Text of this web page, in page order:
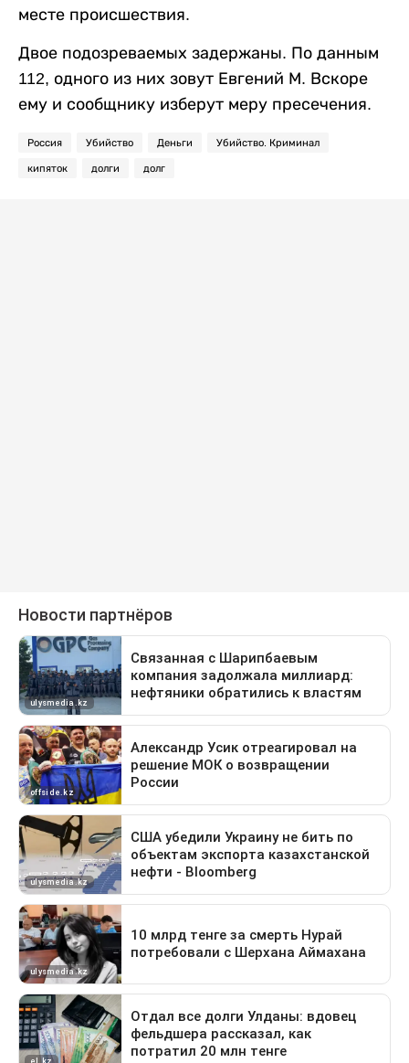
месте происшествия.
Двое подозреваемых задержаны. По данным
112, одного из них зовут Евгений М. Вскоре
ему и сообщнику изберут меру пресечения.
Россия Убийство Деньги Убийство. Криминал
кипяток долги долг